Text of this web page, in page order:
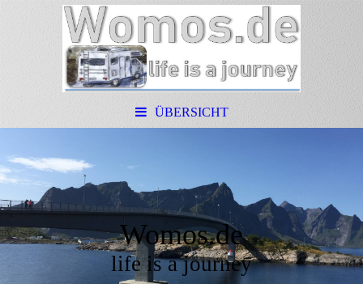
ÜBERSICHT
Womos.de
life is a journey